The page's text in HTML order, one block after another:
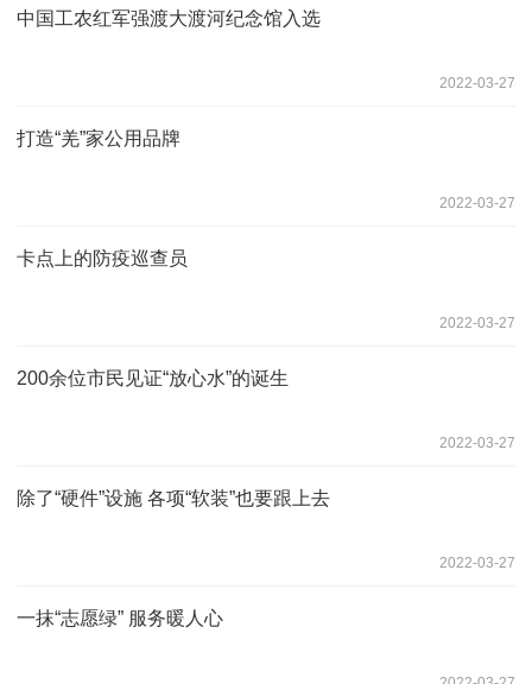
中国工农红军强渡大渡河纪念馆入选
2022-03-27
打造“羌”家公用品牌
2022-03-27
卡点上的防疫巡查员
2022-03-27
200余位市民见证“放心水”的诞生
2022-03-27
除了“硬件”设施 各项“软装”也要跟上去
2022-03-27
一抹“志愿绿” 服务暖人心